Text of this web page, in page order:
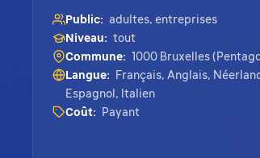
Public: adultes, entreprises
Niveau: tout
Commune: 1000 Bruxelles
Langue:
Français, Anglais,
Espagnol, Italien
Coût:
Payant